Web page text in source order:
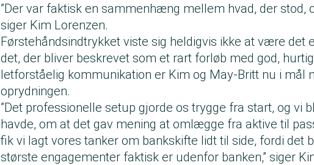
”Der var faktisk en sammenhæng mellem hvad, der stod,
siger Kim Lorenzen.
Førstehåndsindtrykket viste sig heldigvis ikke at være det
det, der bliver beskrevet som et rart forløb med god,
letforståelig kommunikation er Kim og May-Britt nu i mål
oprydningen.
”Det professionelle setup gjorde os trygge fra start, og vi
havde, om at det gav mening at omlægge fra aktive til
fik vi lagt vores tanker om bankskifte lidt til side, fordi det
største engagementer faktisk er udenfor banken,” siger